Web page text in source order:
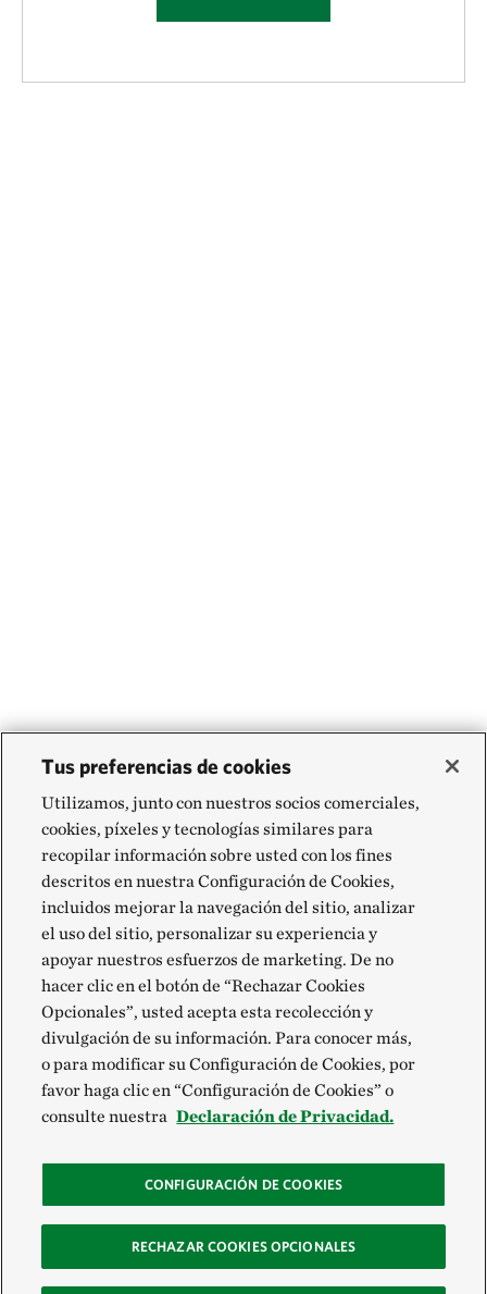
Tus preferencias de cookies
Utilizamos, junto con nuestros socios comerciales,
cookies, píxeles y tecnologías similares para
recopilar información sobre usted con los fines
descritos en nuestra Configuración de Cookies,
incluidos mejorar la navegación del sitio, analizar
el uso del sitio, personalizar su experiencia y
apoyar nuestros esfuerzos de marketing. De no
hacer clic en el botón de “Rechazar Cookies
Opcionales”, usted acepta esta recolección y
divulgación de su información. Para conocer más,
o para modificar su Configuración de Cookies, por
favor haga clic en “Configuración de Cookies” o
consulte nuestra Declaración de Privacidad.
CONFIGURACIÓN DE COOKIES
RECHAZAR COOKIES OPCIONALES